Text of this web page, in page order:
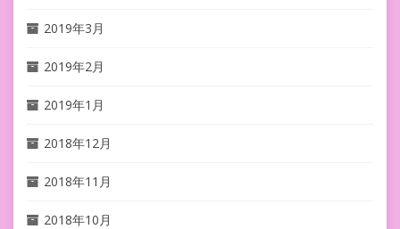
2019年3月
2019年2月
2019年1月
2018年12月
2018年11月
2018年10月